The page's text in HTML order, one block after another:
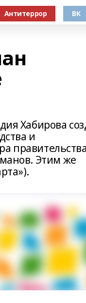
Антитеррор ВК
Хабирова
и
Этим же